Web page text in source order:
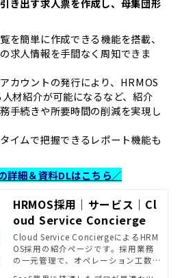
き出す求人票を作成し、母集団形
を簡単に作成できる機能を搭載、
求⼈情報を⼿間なく周知できま
カウントの発⾏により、HRMOS
材紹介が可能になるなど、紹介
⼿続きや所要時間の削減を実現し
イムで把握できるレポート機能も
詳細＆資料DLはこちら／
HRMOS採用｜サービス｜Cl
oud Service Concierge
Cloud Service ConciergeによるHRM
OS採用の紹介ページです。採用業務
の一元管理で、オペレーション工数